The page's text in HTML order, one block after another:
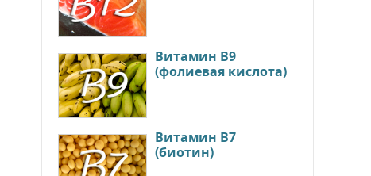
Витамин В9
(фолиевая кислота)
Витамин В7
(биотин)